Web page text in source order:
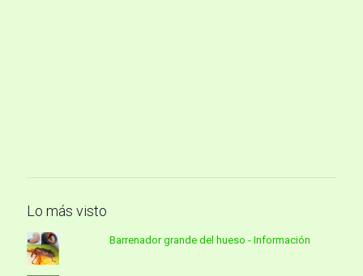
Lo más visto
Barrenador grande del hueso - Información